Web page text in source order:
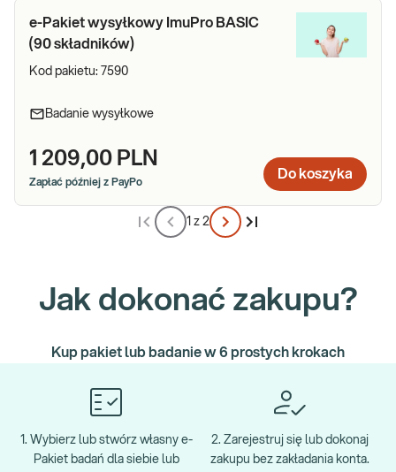
e-Pakiet wysyłkowy ImuPro BASIC
(90 składników)
Kod pakietu: 7590
Badanie wysyłkowe
1 209,00 PLN
Zapłać później z PayPo
Do koszyka
1 z 2
Jak dokonać zakupu?
Kup pakiet lub badanie w 6 prostych krokach
1. Wybierz lub stwórz własny e-
Pakiet badań dla siebie lub
2. Zarejestruj się lub dokonaj
zakupu bez zakładania konta.